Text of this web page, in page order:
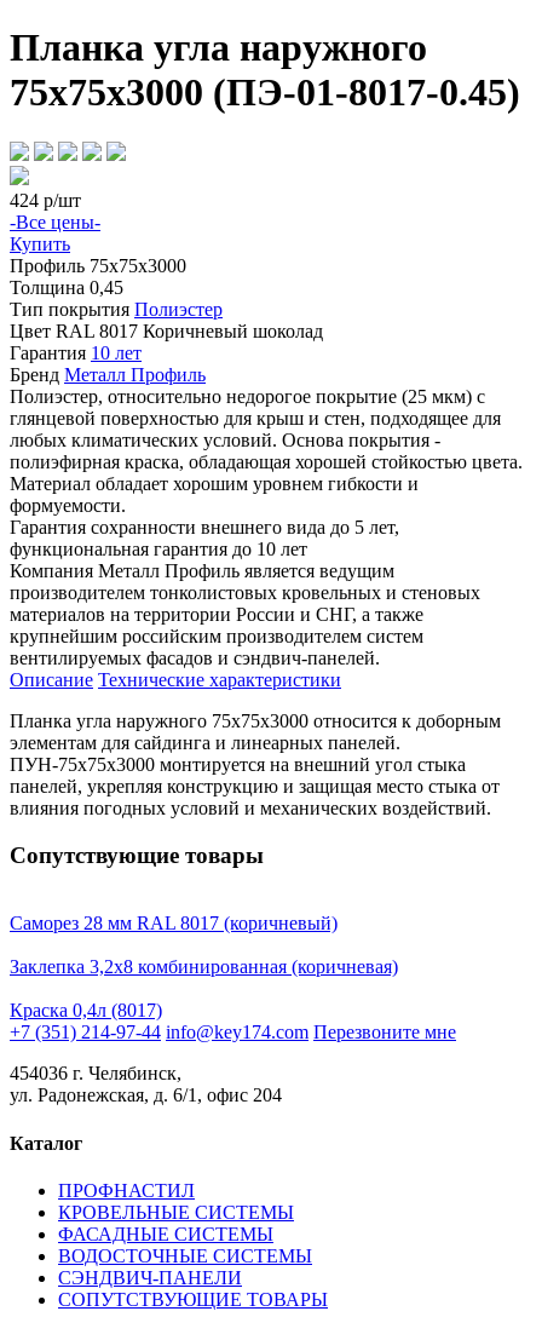
Планка угла наружного
75х75х3000 (ПЭ-01-8017-0.45)
424 р/шт
-Все цены-
Купить
Профиль 75х75х3000
Толщина 0,45
Тип покрытия Полиэстер
Цвет RAL 8017 Коричневый шоколад
Гарантия 10 лет
Бренд Металл Профиль
Полиэстер, относительно недорогое покрытие (25 мкм) с
глянцевой поверхностью для крыш и стен, подходящее для
любых климатических условий. Основа покрытия -
полиэфирная краска, обладающая хорошей стойкостью цвета.
Материал обладает хорошим уровнем гибкости и
формуемости.
Гарантия сохранности внешнего вида до 5 лет,
функциональная гарантия до 10 лет
Компания Металл Профиль является ведущим
производителем тонколистовых кровельных и стеновых
материалов на территории России и СНГ, а также
крупнейшим российским производителем систем
вентилируемых фасадов и сэндвич-панелей.
Описание Технические характеристики
Планка угла наружного 75х75х3000 относится к доборным
элементам для сайдинга и линеарных панелей.
ПУН-75х75х3000 монтируется на внешний угол стыка
панелей, укрепляя конструкцию и защищая место стыка от
влияния погодных условий и механических воздействий.
Сопутствующие товары
Саморез 28 мм RAL 8017 (коричневый)
Заклепка 3,2х8 комбинированная (коричневая)
Краска 0,4л (8017)
+7 (351) 214-97-44 info@key174.com Перезвоните мне
454036 г. Челябинск,
ул. Радонежская, д. 6/1, офис 204
Каталог
ПРОФНАСТИЛ
КРОВЕЛЬНЫЕ СИСТЕМЫ
ФАСАДНЫЕ СИСТЕМЫ
ВОДОСТОЧНЫЕ СИСТЕМЫ
СЭНДВИЧ-ПАНЕЛИ
СОПУТСТВУЮЩИЕ ТОВАРЫ